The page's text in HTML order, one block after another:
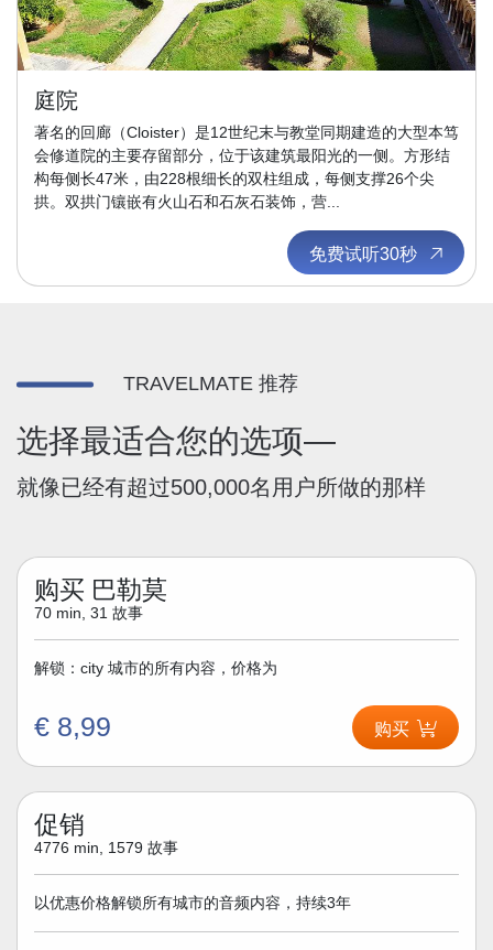
庭院
著名的回廊（Cloister）是12世纪末与教堂同期建造的大型本笃
会修道院的主要存留部分，位于该建筑最阳光的一侧。方形结
构每侧长47米，由228根细长的双柱组成，每侧支撑26个尖
拱。双拱门镶嵌有火山石和石灰石装饰，营...
免费试听30秒
TRAVELMATE 推荐
选择最适合您的选项—
就像已经有超过500,000名用户所做的那样
购买 巴勒莫
70 min, 31 故事
解锁：city 城市的所有内容，价格为
€ 8,99 购买
促销
4776 min, 1579 故事
以优惠价格解锁所有城市的音频内容，持续3年